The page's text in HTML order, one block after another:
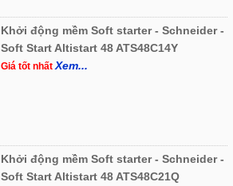
Khởi động mềm Soft starter - Schneider -
Soft Start Altistart 48 ATS48C14Y
Giá tốt nhấtXem...
Khởi động mềm Soft starter - Schneider -
Soft Start Altistart 48 ATS48C21Q